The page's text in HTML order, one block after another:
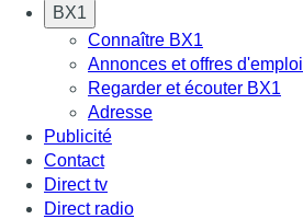
BX1
Connaître BX1
Annonces et offres d'emploi
Regarder et écouter BX1
Adresse
Publicité
Contact
Direct tv
Direct radio